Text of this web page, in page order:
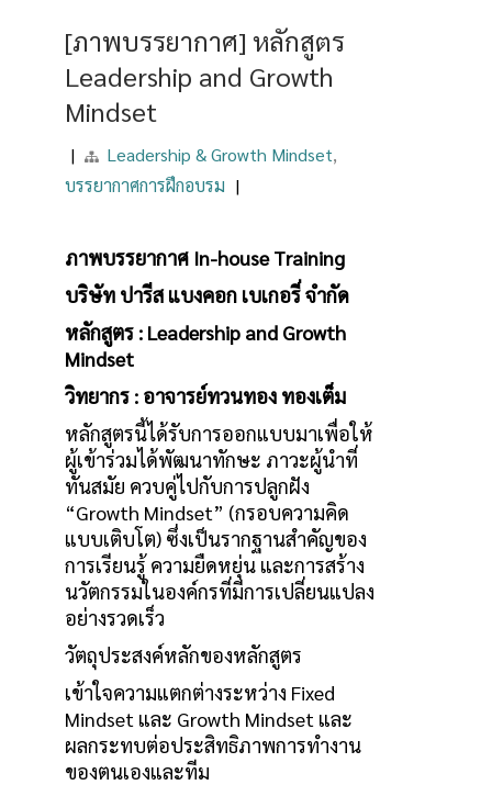
[ภาพบรรยากาศ] หลักสูตร
Leadership and Growth
Mindset
| Leadership & Growth Mindset,
บรรยากาศการฝึกอบรม |
ภาพบรรยากาศ In-house Training
บริษัท ปารีส แบงคอก เบเกอรี่ จำกัด
หลักสูตร : Leadership and Growth
Mindset
วิทยากร : อาจารย์ทวนทอง ทองเต็ม
หลักสูตรนี้ได้รับการออกแบบมาเพื่อให้
ผู้เข้าร่วมได้พัฒนาทักษะ ภาวะผู้นำที่
ทันสมัย ควบคู่ไปกับการปลูกฝัง
“Growth Mindset” (กรอบความคิด
แบบเติบโต) ซึ่งเป็นรากฐานสำคัญของ
การเรียนรู้ ความยืดหยุ่น และการสร้าง
นวัตกรรมในองค์กรที่มีการเปลี่ยนแปลง
อย่างรวดเร็ว
วัตถุประสงค์หลักของหลักสูตร
เข้าใจความแตกต่างระหว่าง Fixed
Mindset และ Growth Mindset และ
ผลกระทบต่อประสิทธิภาพการทำงาน
ของตนเองและทีม